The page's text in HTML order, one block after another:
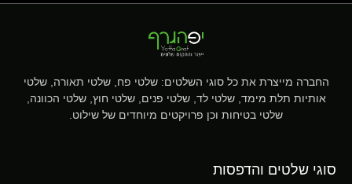
החברה מייצרת את כל סוגי השלטים: שלטי פח, שלטי תאורה, שלטי
אותיות תלת מימד, שלטי לד, שלטי פנים, שלטי חוץ, שלטי הכוונה,
שלטי בטיחות וכן פרויקטים מיוחדים של שילוט.
סוגי שלטים והדפסות